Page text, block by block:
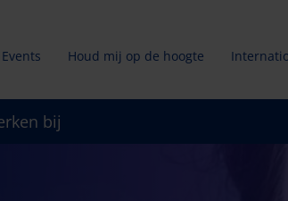
Events Houd mij op de hoogte
bij